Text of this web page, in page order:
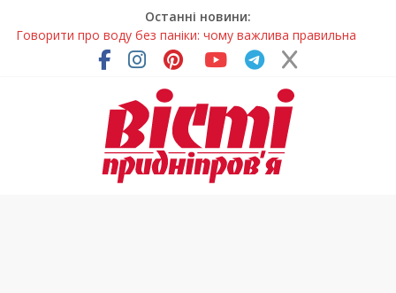
Останні новини:
Лікар – на екрані: Як працюють телемедичні центри на
Дніпропетровщині
У Дніпрі триває масштабна підготовка до опалювального
Пошуки тривають: на Дніпропетровщині досліджують місце
розташування легендарного монастиря (Фото)
Ветерани Дніпропетровщини отримують шанс на власне